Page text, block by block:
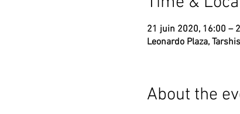
21 juin 2020, 16:00 –
Leonardo Plaza,
About the